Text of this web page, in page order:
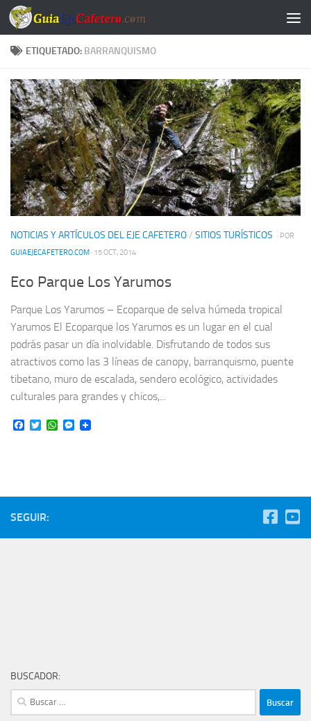
Saltar al contenido
ETIQUETADO: BARRANQUISMO
NOTICIAS Y ARTÍCULOS DEL EJE CAFETERO/ SITIOS TURÍSTICOS · POR
GUIAEJECAFETERO.COM · 15 OCT, 2014
Eco Parque Los Yarumos
Parque Los Yarumos – Ecoparque de selva húmeda tropical
Yarumos El Ecoparque los Yarumos es un lugar en el cual
podrás pasar un día inolvidable. Disfrutando de todos sus
atractivos como las 3 líneas de canopy, barranquismo, puente
tibetano, muro de escalada, sendero ecológico, actividades
culturales para grandes y chicos,...
Facebook
TwitterWhatsApp
Messenger
SEGUIR:
BUSCADOR:
Buscar: